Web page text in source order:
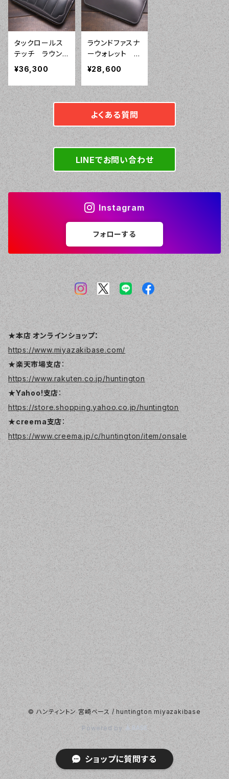
タックロールス
テッチ ラウンド
ファスナーウォレ
¥36,300
ラウンドファスナ
ーウォレット プ
レーン レザー
ウォレット013
¥28,600
よくある質問
LINEでお問い合わせ
Instagram
フォローする
★本店 オンラインショップ：
https://www.miyazakibase.com/
★楽天市場支店：
https://www.rakuten.co.jp/huntington
★Yahoo!支店：
https://store.shopping.yahoo.co.jp/huntington
★creema支店：
https://www.creema.jp/c/huntington/item/onsale
© ハンティントン 宮崎ベース / huntington miyazakibase
Powered by
ショップに質問する